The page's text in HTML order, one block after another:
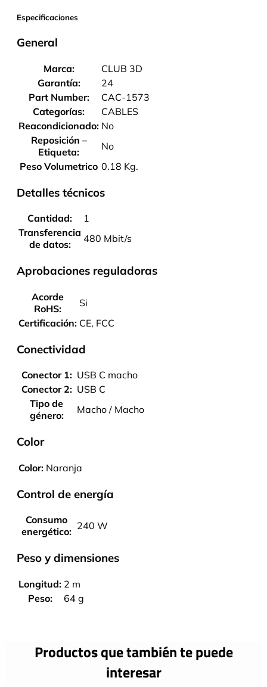
Especificaciones
General
Marca:
CLUB 3D
Garantía:
24
Part Number:
CAC-1573
Categorías:
CABLES
Reacondicionado: No
Reposición –
Etiqueta:
No
Peso Volumetrico 0.18 Kg.
Detalles técnicos
Cantidad:
1
Transferencia
de datos:
480 Mbit/s
Aprobaciones reguladoras
Acorde
RoHS:
Si
Certificación: CE, FCC
Conectividad
Conector 1: USB C macho
Conector 2: USB C
Tipo de
género:
Macho / Macho
Color
Color: Naranja
Control de energía
Consumo
energético: 240 W
Peso y dimensiones
Longitud: 2 m
Peso:
64 g
Productos que también te puede
interesar